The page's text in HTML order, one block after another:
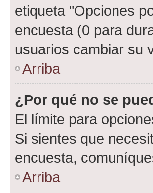
etiqueta "Opciones
encuesta (0 para
usuarios cambiar su
Arriba
¿Por qué no se
El límite para
Si sientes que
encuesta,
Arriba